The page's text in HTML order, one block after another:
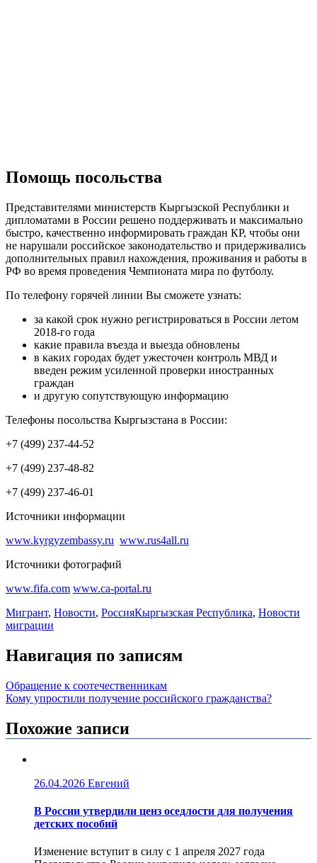
Помощь посольства
Представителями министерств Кыргызской Республики и
дипломатами в России решено поддерживать и максимально
быстро, качественно информировать граждан КР, чтобы они
не нарушали российское законодательство и придерживались
дополнительных правил нахождения, проживания и работы в
РФ во время проведения Чемпионата мира по футболу.
По телефону горячей линии Вы сможете узнать:
за какой срок нужно регистрироваться в России летом
2018-го года
какие правила въезда и выезда обновлены
в каких городах будет ужесточен контроль МВД и
введен режим усиленной проверки иностранных
граждан
и другую сопутствующую информацию
Телефоны посольства Кыргызстана в России:
+7 (499) 237-44-52
+7 (499) 237-48-82
+7 (499) 237-46-01
Источники информации
www.kyrgyzembassy.ru www.rus4all.ru
Источники фотографий
www.fifa.com www.ca-portal.ru
Мигрант, Новости, РоссияКыргызская Республика, Новости
миграции
Навигация по записям
Обращение к соотечественникам
Кому упростили получение российского гражданства?
Похожие записи
26.04.2026 Евгений
В России утвердили ценз оседлости для получения
детских пособий
Изменение вступит в силу с 1 апреля 2027 года